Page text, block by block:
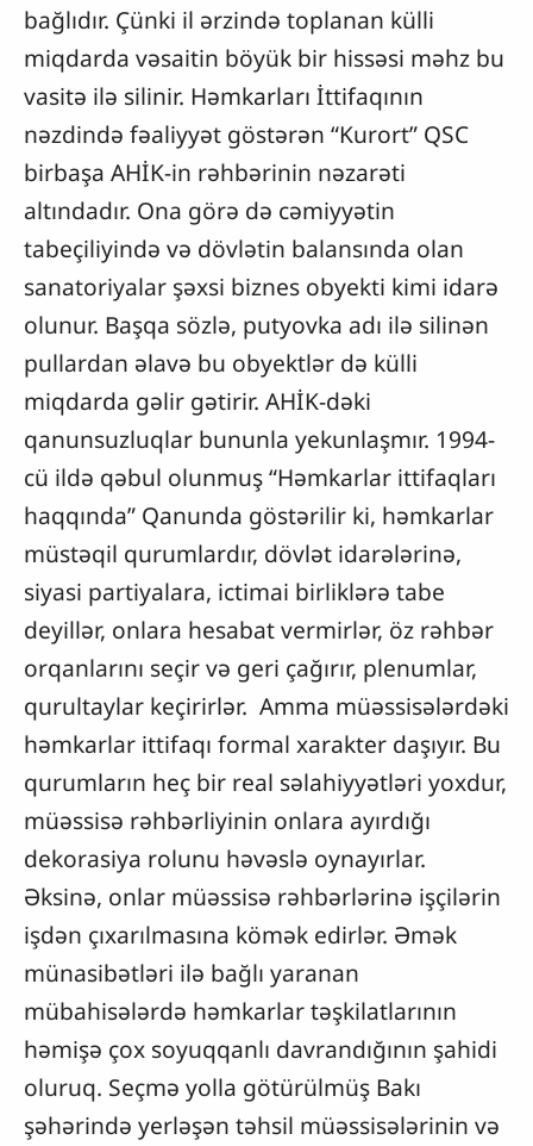
bağlıdır. Çünki il ərzində toplanan külli
miqdarda vəsaitin böyük bir hissəsi məhz bu
vasitə ilə silinir. Həmkarları İttifaqının
nəzdində fəaliyyət göstərən “Kurort” QSC
birbaşa AHİK-in rəhbərinin nəzarəti
altındadır. Ona görə də cəmiyyətin
tabeçiliyində və dövlətin balansında olan
sanatoriyalar şəxsi biznes obyekti kimi idarə
olunur. Başqa sözlə, putyovka adı ilə silinən
pullardan əlavə bu obyektlər də külli
miqdarda gəlir gətirir. AHİK-dəki
qanunsuzluqlar bununla yekunlaşmır. 1994-
cü ildə qəbul olunmuş “Həmkarlar ittifaqları
haqqında” Qanunda göstərilir ki, həmkarlar
müstəqil qurumlardır, dövlət idarələrinə,
siyasi partiyalara, ictimai birliklərə tabe
deyillər, onlara hesabat vermirlər, öz rəhbər
orqanlarını seçir və geri çağırır, plenumlar,
qurultaylar keçirirlər. Amma müəssisələrdəki
həmkarlar ittifaqı formal xarakter daşıyır. Bu
qurumların heç bir real səlahiyyətləri yoxdur,
müəssisə rəhbərliyinin onlara ayırdığı
dekorasiya rolunu həvəslə oynayırlar.
Əksinə, onlar müəssisə rəhbərlərinə işçilərin
işdən çıxarılmasına kömək edirlər. Əmək
münasibətləri ilə bağlı yaranan
mübahisələrdə həmkarlar təşkilatlarının
həmişə çox soyuqqanlı davrandığının şahidi
oluruq. Seçmə yolla götürülmüş Bakı
şəhərində yerləşən təhsil müəssisələrinin və